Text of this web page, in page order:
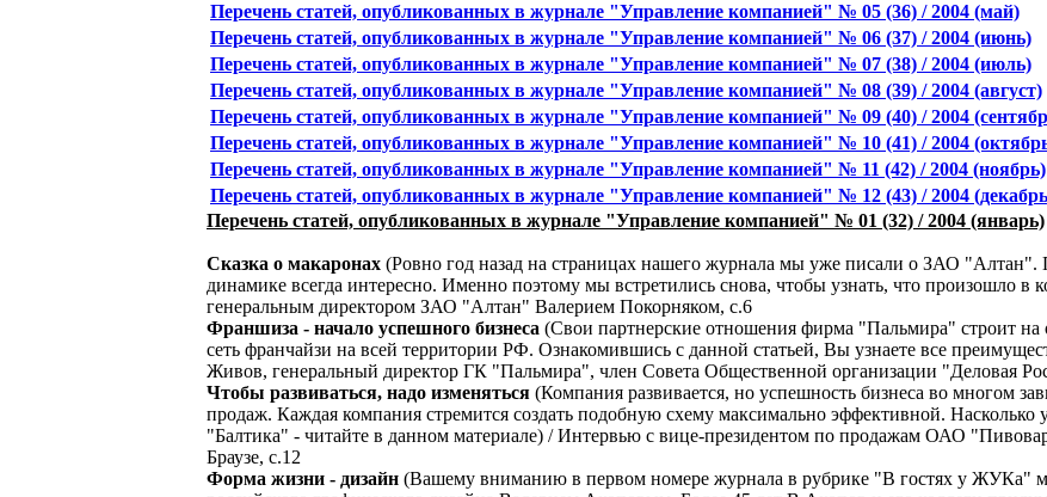
Перечень статей, опубликованных в журнале "Управление компанией" № 05 (36) / 2004 (май)
Перечень статей, опубликованных в журнале "Управление компанией" № 06 (37) / 2004 (июнь)
Перечень статей, опубликованных в журнале "Управление компанией" № 07 (38) / 2004 (июль)
Перечень статей, опубликованных в журнале "Управление компанией" № 08 (39) / 2004 (август)
Перечень статей, опубликованных в журнале "Управление компанией" № 09 (40) / 2004
Перечень статей, опубликованных в журнале "Управление компанией" № 10 (41) / 2004
Перечень статей, опубликованных в журнале "Управление компанией" № 11 (42) / 2004 (ноябрь)
Перечень статей, опубликованных в журнале "Управление компанией" № 12 (43) / 2004
Перечень статей, опубликованных в журнале "Управление компанией" № 01 (32) / 2004 (январь)
Сказка о макаронах (Ровно год назад на страницах нашего журнала мы уже писали о ЗАО "Алтан".
динамике всегда интересно. Именно поэтому мы встретились снова, чтобы узнать, что произошло
генеральным директором ЗАО "Алтан" Валерием Покорняком, с.6
Франшиза - начало успешного бизнеса (Свои партнерские отношения фирма "Пальмира" строит
сеть франчайзи на всей территории РФ. Ознакомившись с данной статьей, Вы узнаете все
Живов, генеральный директор ГК "Пальмира", член Совета Общественной организации "Деловая
Чтобы развиваться, надо изменяться (Компания развивается, но успешность бизнеса во многом
продаж. Каждая компания стремится создать подобную схему максимально эффективной. Насколько
"Балтика" - читайте в данном материале) / Интервью с вице-президентом по продажам ОАО
Браузе, с.12
Форма жизни - дизайн (Вашему вниманию в первом номере журнала в рубрике "В гостях у ЖУКа"